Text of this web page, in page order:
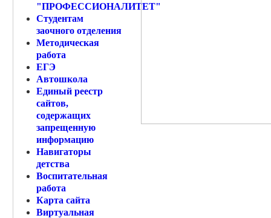
"ПРОФЕССИОНАЛИТЕТ"
Студентам
заочного отделения
Методическая
работа
ЕГЭ
Автошкола
Единый реестр
сайтов,
содержащих
запрещенную
информацию
Навигаторы
детства
Воспитательная
работа
Карта сайта
Виртуальная